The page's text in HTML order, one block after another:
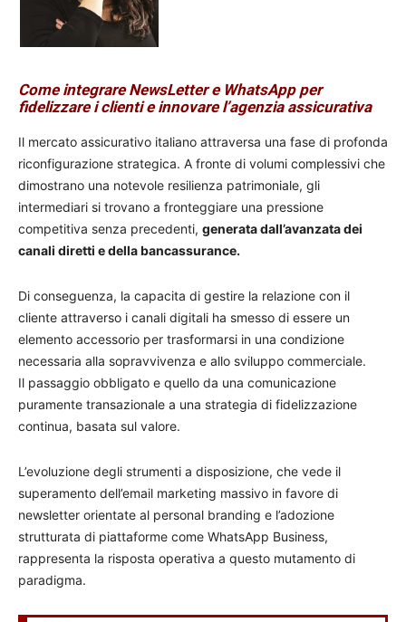
Come integrare NewsLetter e WhatsApp per
fidelizzare i clienti e innovare l’agenzia assicurativa
Il mercato assicurativo italiano attraversa una fase di profonda
riconfigurazione strategica. A fronte di volumi complessivi che
dimostrano una notevole resilienza patrimoniale, gli
intermediari si trovano a fronteggiare una pressione
competitiva senza precedenti, generata dall’avanzata dei
canali diretti e della bancassurance.
Di conseguenza, la capacita di gestire la relazione con il
cliente attraverso i canali digitali ha smesso di essere un
elemento accessorio per trasformarsi in una condizione
necessaria alla sopravvivenza e allo sviluppo commerciale.
Il passaggio obbligato e quello da una comunicazione
puramente transazionale a una strategia di fidelizzazione
continua, basata sul valore.
L’evoluzione degli strumenti a disposizione, che vede il
superamento dell’email marketing massivo in favore di
newsletter orientate al personal branding e l’adozione
strutturata di piattaforme come WhatsApp Business,
rappresenta la risposta operativa a questo mutamento di
paradigma.